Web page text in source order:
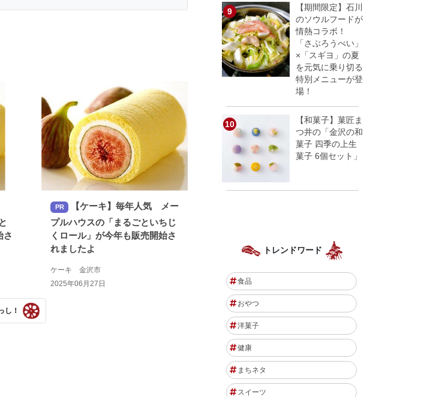
さ
PR
【ケーキ】毎年人気 メー
プルハウスの「まるごといちじ
くロール」が今年も販売開始さ
れましたよ
ケーキ 金沢市
2025年06月27日
し！
【期間限定】石川
のソウルフードが
情熱コラボ！
「さぶろうべい」
×「スギヨ」の夏
を元気に乗り切る
特別メニューが登
場！
【和菓子】菓匠ま
つ井の「金沢の和
菓子 四季の上生
菓子 6個セット」
トレンドワード
食品
おやつ
洋菓子
健康
まちネタ
スイーツ